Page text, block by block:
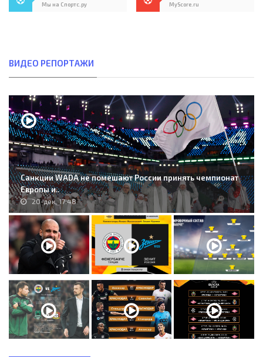
Мы на Спортс.ру
MyScore.ru
ВИДЕО РЕПОРТАЖИ
Санкции WADA не помешают России принять чемпионат
Европы и..
20-дек, 17:48